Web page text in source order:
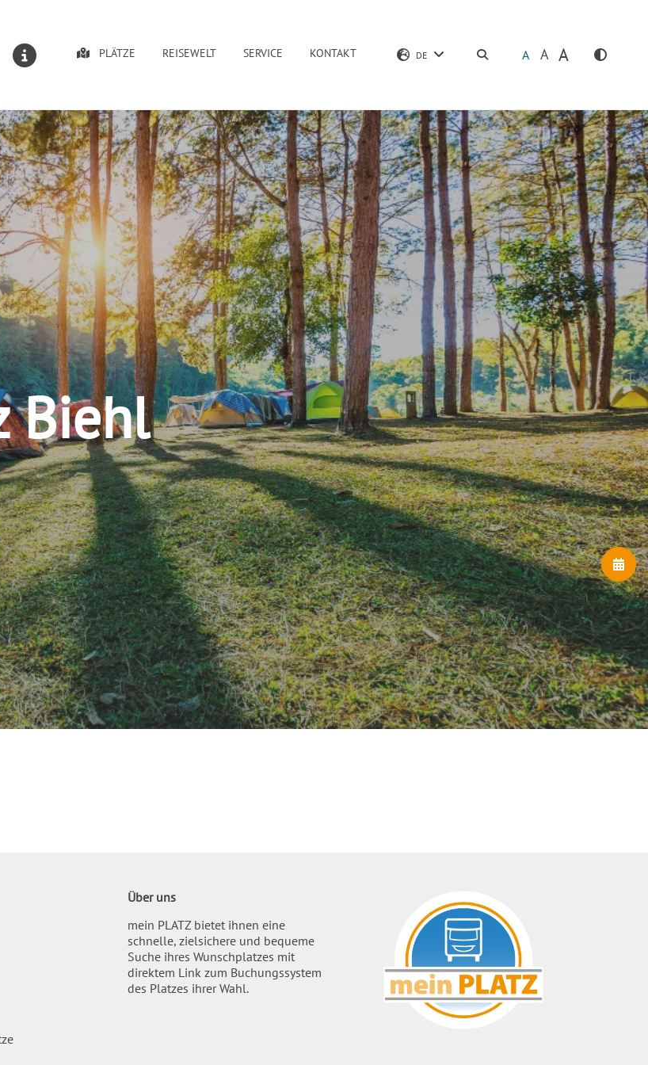
PLÄTZE REISEWELT SERVICE KONTAKT DE SUCHENA A A
Biehl
Über uns
mein PLATZ bietet ihnen eine
schnelle, zielsichere und bequeme
Suche ihres Wunschplatzes mit
direktem Link zum Buchungssystem
des Platzes ihrer Wahl.